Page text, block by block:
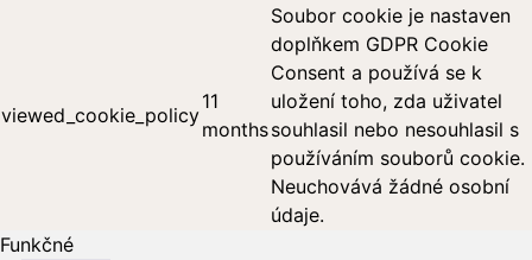
viewed_cookie_policy
11
months
Soubor cookie je nastaven
doplňkem GDPR Cookie
Consent a používá se k
uložení toho, zda uživatel
souhlasil nebo nesouhlasil s
používáním souborů cookie.
Neuchovává žádné osobní
údaje.
Funkčné